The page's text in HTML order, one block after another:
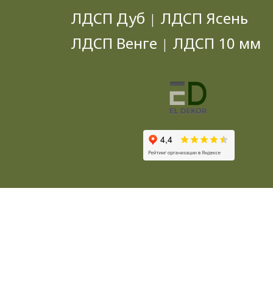
ЛДСП Дуб | ЛДСП Ясень
ЛДСП Венге | ЛДСП 10 мм